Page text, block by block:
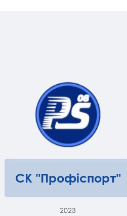
СК "Профіспорт"
2023